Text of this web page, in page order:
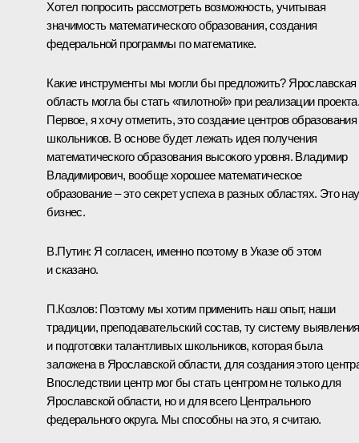
Хотел попросить рассмотреть возможность, учитывая
значимость математического образования, создания
федеральной программы по математике.
Какие инструменты мы могли бы предложить? Ярославская
область могла бы стать «пилотной» при реализации
Первое, я хочу отметить, это создание центров образования
школьников. В основе будет лежать идея получения
математического образования высокого уровня. Владимир
Владимирович, вообще хорошее математическое
образование – это секрет успеха в разных областях. Это
бизнес.
В.Путин: Я согласен, именно поэтому в Указе об этом
и сказано.
П.Козлов: Поэтому мы хотим применить наш опыт, наши
традиции, преподавательский состав, ту систему выявления
и подготовки талантливых школьников, которая была
заложена в Ярославской области, для создания этого
Впоследствии центр мог бы стать центром не только для
Ярославской области, но и для всего Центрального
федерального округа. Мы способны на это, я считаю.